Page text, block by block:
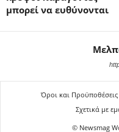
μπορεί να ευθύνονται
Όροι και Προϋποθέσεις
Σχετικά με
© Newsmag